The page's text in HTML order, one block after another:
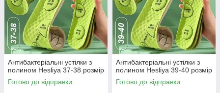
Антибактеріальні устілки з
полином Hesliya 37-38 розмір
Готово до відправки
Антибактеріальні устілки з
полином Hesliya 39-40 розмір
Готово до відправки